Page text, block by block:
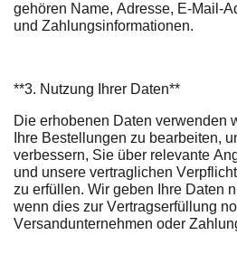
gehören Name, Adresse, E-Mail-
und Zahlungsinformationen.
**3. Nutzung Ihrer Daten**
Die erhobenen Daten verwenden
Ihre Bestellungen zu bearbeiten,
verbessern, Sie über relevante
und unsere vertraglichen
zu erfüllen. Wir geben Ihre Daten
wenn dies zur Vertragserfüllung
Versandunternehmen oder